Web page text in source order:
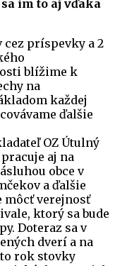
im to aj vďaka
príspevky a 2
blížime k
na
každej
ďalšie
OZ Útulný
aj na
obce v
a ďalšie
môcť verejnosť
ktorý sa bude
Doteraz sa v
dverí a na
rok stovky